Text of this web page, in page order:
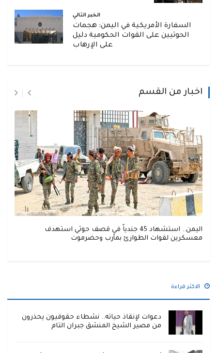
الخبر التالي
السفارة الأمريكية في اليمن: هجمات
الحوثيين على القوات الحكومية دليل
على الإرهاب
اخبار من القسم
اليمن.. استشهاد 45 جندياً في قصف حوثي استهدف
معسكرين لقوات الطوارئ بمأرب وحضرموت
الاكثر قراءة
دعوات لإنقاذ حياته.. نشطاء حقوقيون يحذرون
من مصير الشيخ المنشق جبران التام